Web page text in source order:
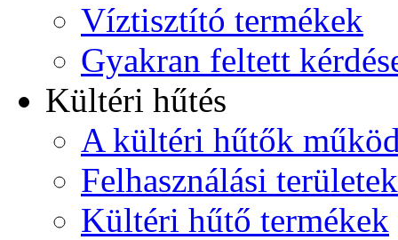
Víztisztító termékek
Gyakran feltett
Kültéri hűtés
A kültéri hűtők
Felhasználási területek
Kültéri hűtő termékek